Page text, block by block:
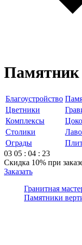
Памятник
Благоустройство
Цветники
Комплексы
Столики
Ограды
03 05 : 04 : 23
Скидка 10% при
Заказать
Гранитная
Памятники